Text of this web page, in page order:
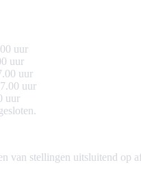
uur
uur
uur
uur
uur
van stellingen uitsluitend op